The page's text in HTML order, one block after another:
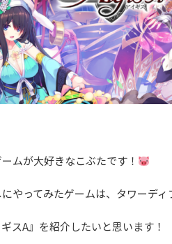
ムが大好きなこぶたです！
やってみたゲームは、タワーディ
ギスA』を紹介したいと思います！